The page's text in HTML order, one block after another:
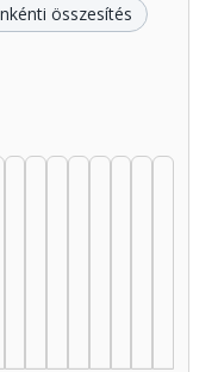
összesítés